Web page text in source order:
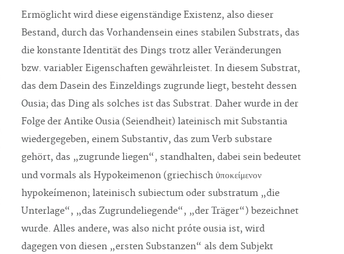
Ermöglicht wird diese eigenständige Existenz, also dieser
Bestand, durch das Vorhandensein eines stabilen Substrats, das
die konstante Identität des Dings trotz aller Veränderungen
bzw. variabler Eigenschaften gewährleistet. In diesem Substrat,
das dem Dasein des Einzeldings zugrunde liegt, besteht dessen
Ousia; das Ding als solches ist das Substrat. Daher wurde in der
Folge der Antike Ousia (Seiendheit) lateinisch mit Substantia
wiedergegeben, einem Substantiv, das zum Verb substare
gehört, das „zugrunde liegen“, standhalten, dabei sein bedeutet
und vormals als Hypokeimenon (griechisch ὑποκείμενον
hypokeímenon; lateinisch subiectum oder substratum „die
Unterlage“, „das Zugrundeliegende“, „der Träger“) bezeichnet
wurde. Alles andere, was also nicht próte ousia ist, wird
dagegen von diesen „ersten Substanzen“ als dem Subjekt